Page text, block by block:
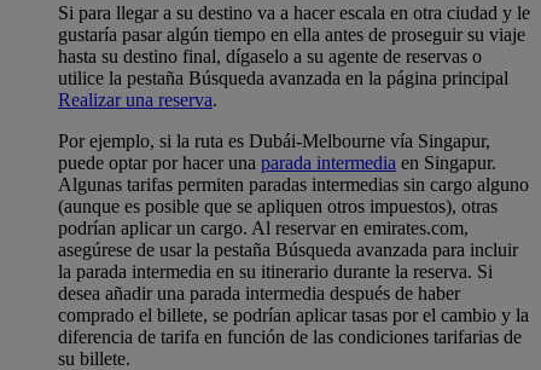
Si para llegar a su destino va a hacer escala en otra ciudad y le
gustaría pasar algún tiempo en ella antes de proseguir su viaje
hasta su destino final, dígaselo a su agente de reservas o
utilice la pestaña Búsqueda avanzada en la página principal
Realizar una reserva.
Por ejemplo, si la ruta es Dubái-Melbourne vía Singapur,
puede optar por hacer una parada intermedia en Singapur.
Algunas tarifas permiten paradas intermedias sin cargo alguno
(aunque es posible que se apliquen otros impuestos), otras
podrían aplicar un cargo. Al reservar en emirates.com,
asegúrese de usar la pestaña Búsqueda avanzada para incluir
la parada intermedia en su itinerario durante la reserva. Si
desea añadir una parada intermedia después de haber
comprado el billete, se podrían aplicar tasas por el cambio y la
diferencia de tarifa en función de las condiciones tarifarias de
su billete.